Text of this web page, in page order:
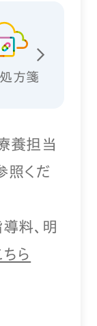
方箋
養担当
照くだ
料、明
ちら